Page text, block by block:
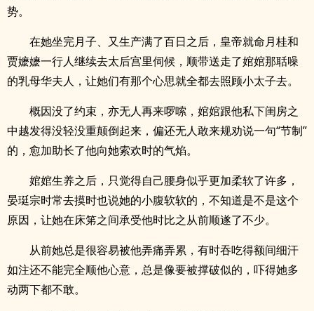
势。
在她坐完月子、又生产满了百日之后，皇帝就命月桂和
贾嬷嬷一行人继续去太后宫里伺候，顺带送走了婠婠那聒噪
的乳母华夫人，让她们有那个心思就全都去照顾小太子去。
概因没了约束，亦无人再来啰嗦，婠婠跟他私下闺房之
中越发得没轻没重颠倒起来，偏还无人敢来规劝说一句“节制”
的，愈加助长了他向她索欢时的气焰。
婠婠生养之后，只觉得自己腰身似乎更加柔软了许多，
晏珽宗时常去摸时也说她的小腹软软的，不知道是不是这个
原因，让她在床笫之间承受他时比之从前顺遂了不少。
从前她总是很容易被他弄痛弄累，有时吞吃得额间细汗
如注还不能完全顺他心意，总是像要被撑破似的，吓得她多
动两下都不敢。